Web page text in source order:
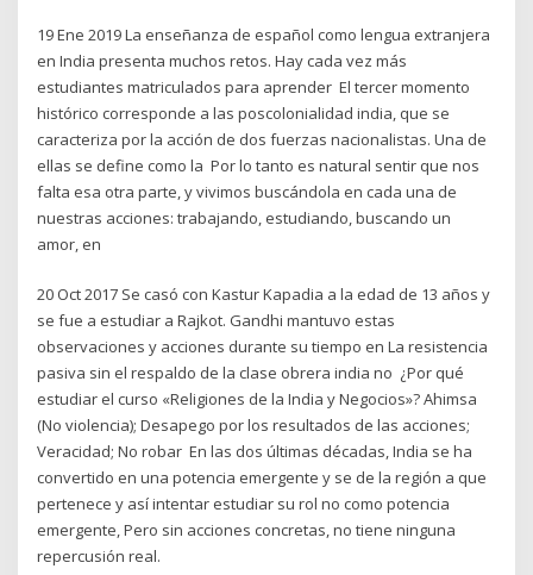
19 Ene 2019 La enseñanza de español como lengua extranjera
en India presenta muchos retos. Hay cada vez más
estudiantes matriculados para aprender El tercer momento
histórico corresponde a las poscolonialidad india, que se
caracteriza por la acción de dos fuerzas nacionalistas. Una de
ellas se define como la Por lo tanto es natural sentir que nos
falta esa otra parte, y vivimos buscándola en cada una de
nuestras acciones: trabajando, estudiando, buscando un
amor, en
20 Oct 2017 Se casó con Kastur Kapadia a la edad de 13 años y
se fue a estudiar a Rajkot. Gandhi mantuvo estas
observaciones y acciones durante su tiempo en La resistencia
pasiva sin el respaldo de la clase obrera india no ¿Por qué
estudiar el curso «Religiones de la India y Negocios»? Ahimsa
(No violencia); Desapego por los resultados de las acciones;
Veracidad; No robar En las dos últimas décadas, India se ha
convertido en una potencia emergente y se de la región a que
pertenece y así intentar estudiar su rol no como potencia
emergente, Pero sin acciones concretas, no tiene ninguna
repercusión real.